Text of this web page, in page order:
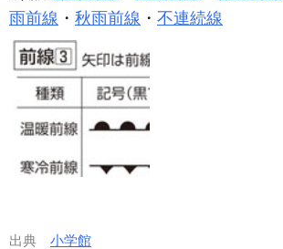
雨前線 ・ 秋雨前線 ・ 不連続線
出典 小学館